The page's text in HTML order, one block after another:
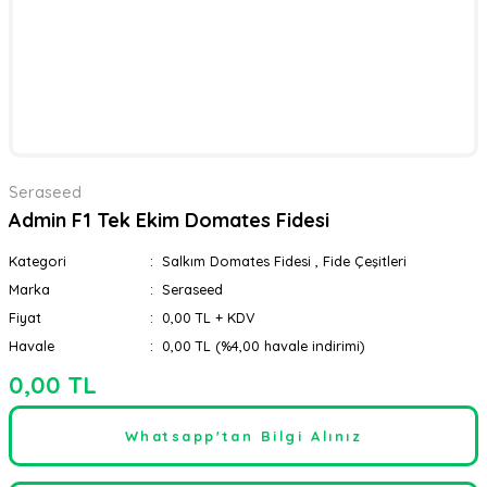
Seraseed
Admin F1 Tek Ekim Domates Fidesi
Kategori Salkım Domates Fidesi
Fide Çeşitleri
Marka
Seraseed
Fiyat
0,00 TL + KDV
Havale
0,00 TL (%4,00 havale indirimi)
0,00 TL
Whatsapp'tan Bilgi Alınız